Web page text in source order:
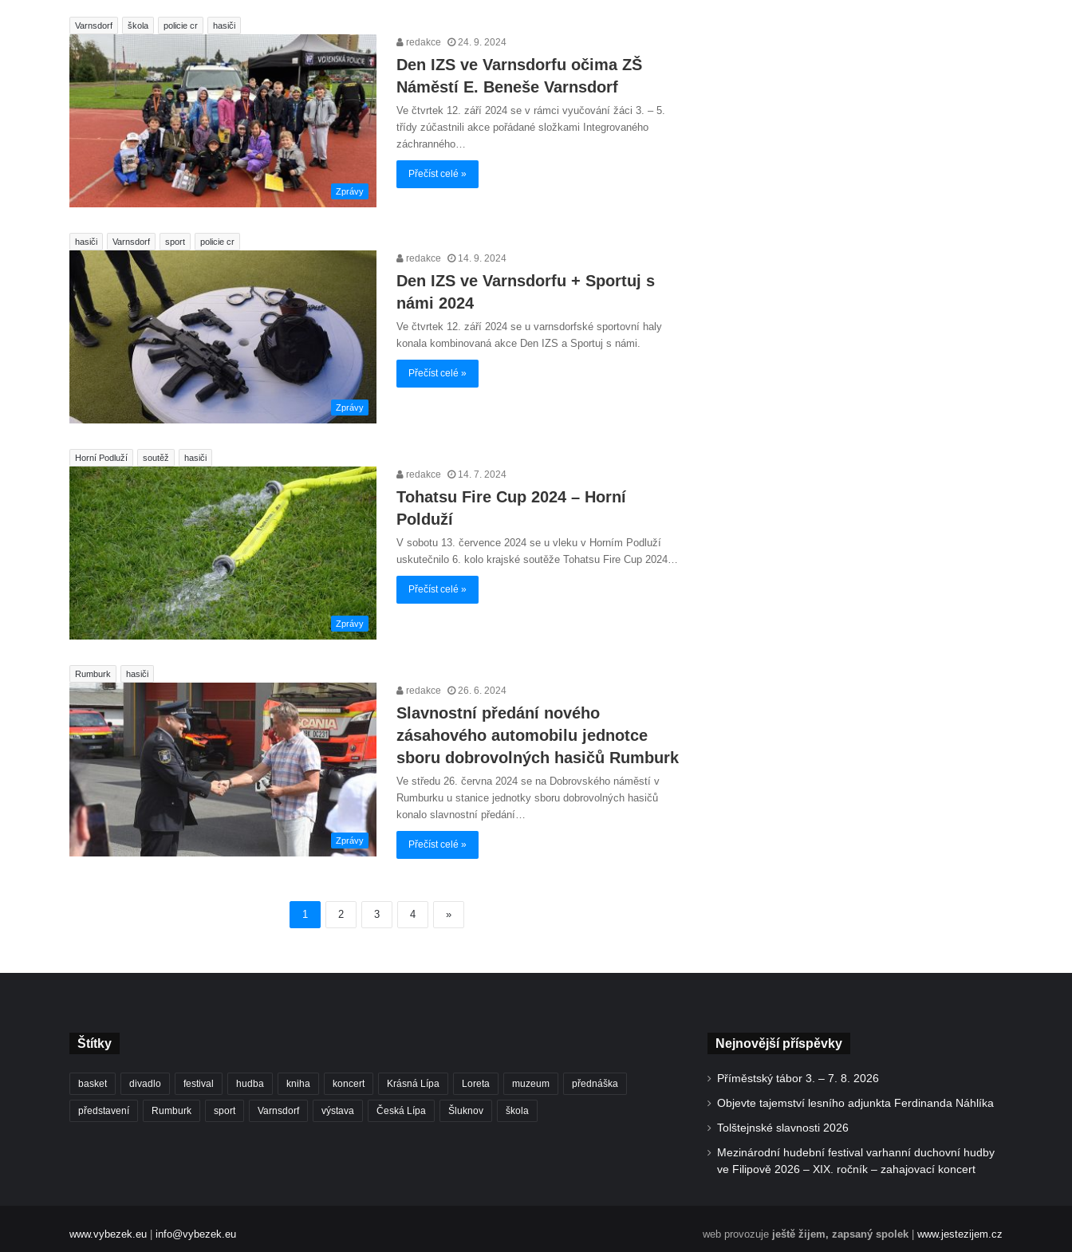
Varnsdorf škola policie cr hasiči
Zprávy
redakce 24. 9. 2024
Den IZS ve Varnsdorfu očima ZŠ
Náměstí E. Beneše Varnsdorf
Ve čtvrtek 12. září 2024 se v rámci vyučování žáci 3. – 5.
třídy zúčastnili akce pořádané složkami Integrovaného
záchranného…
Přečíst celé »
hasiči Varnsdorf sport policie cr
Zprávy
redakce 14. 9. 2024
Den IZS ve Varnsdorfu + Sportuj s
námi 2024
Ve čtvrtek 12. září 2024 se u varnsdorfské sportovní haly
konala kombinovaná akce Den IZS a Sportuj s námi.
Přečíst celé »
Horní Podluží soutěž hasiči
Zprávy
redakce 14. 7. 2024
Tohatsu Fire Cup 2024 – Horní
Polduží
V sobotu 13. července 2024 se u vleku v Horním Podluží
uskutečnilo 6. kolo krajské soutěže Tohatsu Fire Cup 2024…
Přečíst celé »
Rumburk hasiči
Zprávy
redakce 26. 6. 2024
Slavnostní předání nového
zásahového automobilu jednotce
sboru dobrovolných hasičů Rumburk
Ve středu 26. června 2024 se na Dobrovského náměstí v
Rumburku u stanice jednotky sboru dobrovolných hasičů
konalo slavnostní předání…
Přečíst celé »
1 2 3 4 »
Štítky
basket divadlo festival hudba kniha koncert Krásná Lípa Loreta muzeum přednáška
představení Rumburk sport Varnsdorf výstava Česká Lípa Šluknov škola
Nejnovější příspěvky
Příměstský tábor 3. – 7. 8. 2026
Objevte tajemství lesního adjunkta Ferdinanda Náhlíka
Tolštejnské slavnosti 2026
Mezinárodní hudební festival varhanní duchovní hudby
ve Filipově 2026 – XIX. ročník – zahajovací koncert
www.vybezek.eu info@vybezek.eu web provozuje ještě žijem, zapsaný spolek www.jestezijem.cz